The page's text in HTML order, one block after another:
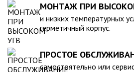
МОНТАЖ ПРИ
и низких температурных
герметичный корпус.
ПРОСТОЕ
самостоятельно или